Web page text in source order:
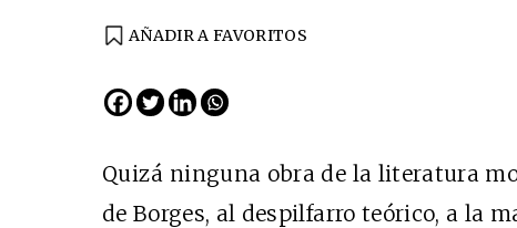
AÑADIR A FAVORITOS
Quizá ninguna obra de la literatura
de Borges, al despilfarro teórico, a la